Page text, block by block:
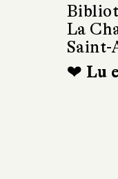
La
Saint-
❤ Lu